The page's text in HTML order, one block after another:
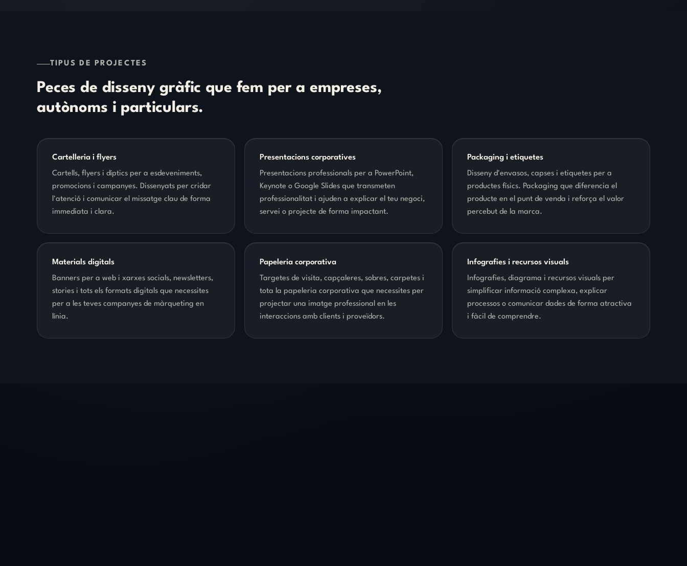
TIPUS DE PROJECTES
Peces de disseny gràfic que fem per a empreses,
autònoms i particulars.
Cartelleria i flyers
Cartells, flyers i díptics per a esdeveniments,
promocions i campanyes. Dissenyats per cridar
l'atenció i comunicar el missatge clau de forma
immediata i clara.
Presentacions corporatives
Presentacions professionals per a PowerPoint,
Keynote o Google Slides que transmeten
professionalitat i ajuden a explicar el teu negoci,
servei o projecte de forma impactant.
Packaging i etiquetes
Disseny d'envasos, capses i etiquetes per a
productes físics. Packaging que diferencia el
producte en el punt de venda i reforça el valor
percebut de la marca.
Materials digitals
Banners per a web i xarxes socials, newsletters,
stories i tots els formats digitals que necessites
per a les teves campanyes de màrqueting en
línia.
Papeleria corporativa
Targetes de visita, capçaleres, sobres, carpetes i
tota la papeleria corporativa que necessites per
projectar una imatge professional en les
interaccions amb clients i proveïdors.
Infografies i recursos visuals
Infografies, diagrama i recursos visuals per
simplificar informació complexa, explicar
processos o comunicar dades de forma atractiva
i fàcil de comprendre.